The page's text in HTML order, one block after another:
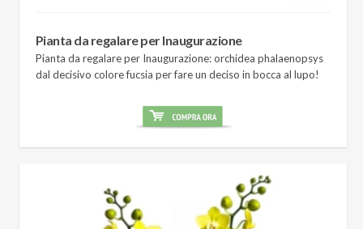
Pianta da regalare per Inaugurazione
Pianta da regalare per Inaugurazione: orchidea phalaenopsys
dal decisivo colore fucsia per fare un deciso in bocca al lupo!